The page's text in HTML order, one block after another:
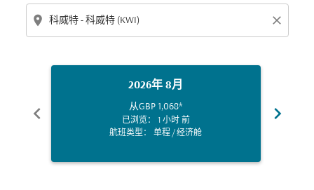
location_on close
chevron_left
2026年 8月
从GBP 1,068*
已浏览： 1 小时 前
航班类型： 单程 /经济舱
chevron_right